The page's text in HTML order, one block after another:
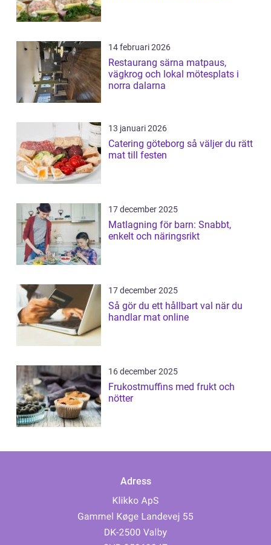
14 februari 2026
Restaurang särna matpaus,
vägkrog och lokal mötesplats i
norra dalarna
13 januari 2026
Catering göteborg så väljer du rätt
mat till festen
17 december 2025
Matlagning för barn: Snabbt,
enkelt och näringsrikt
17 december 2025
Så gör du ett hållbart val när du
handlar mat online
16 december 2025
Frukostmuffins med frukt och
nötter
Adress